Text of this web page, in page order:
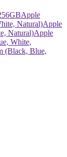
Apple
Natural)Apple
Natural)Apple
White,
(Black, Blue,